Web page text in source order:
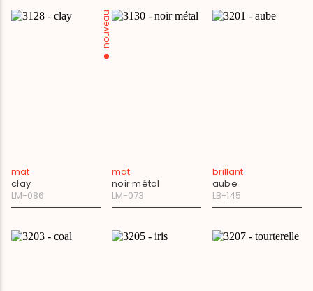
mat
clay
LM-086
nouveau
mat
noir métal
LM-073
brillant
aube
LB-145